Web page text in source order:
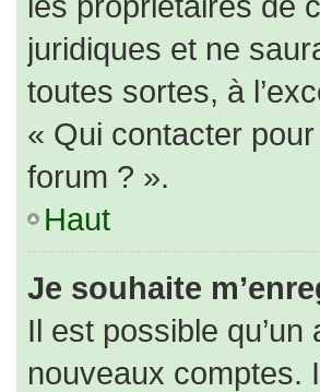
juridiques et ne
toutes sortes, à
« Qui contacter
forum ? ».
Haut
Je souhaite
Il est possible
nouveaux comptes.